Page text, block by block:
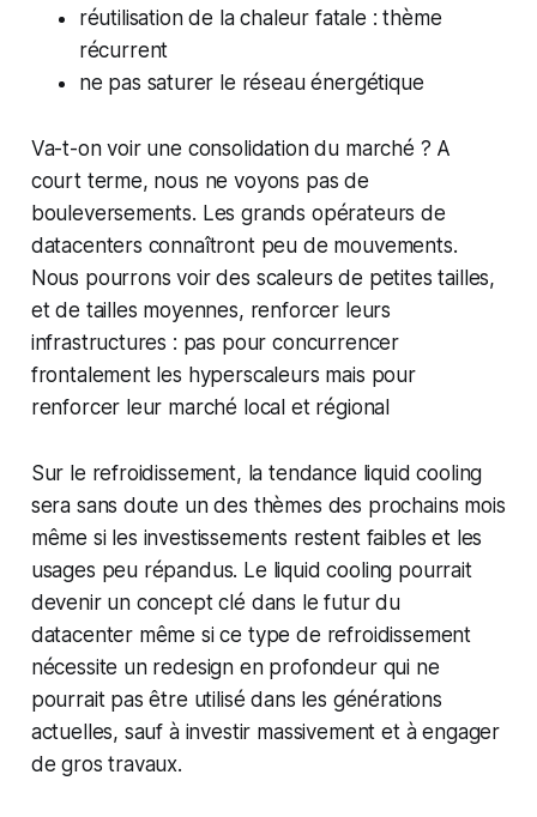
réutilisation de la chaleur fatale : thème
récurrent
ne pas saturer le réseau énergétique
Va-t-on voir une consolidation du marché ? A
court terme, nous ne voyons pas de
bouleversements. Les grands opérateurs de
datacenters connaîtront peu de mouvements.
Nous pourrons voir des scaleurs de petites tailles,
et de tailles moyennes, renforcer leurs
infrastructures : pas pour concurrencer
frontalement les hyperscaleurs mais pour
renforcer leur marché local et régional
Sur le refroidissement, la tendance liquid cooling
sera sans doute un des thèmes des prochains mois
même si les investissements restent faibles et les
usages peu répandus. Le liquid cooling pourrait
devenir un concept clé dans le futur du
datacenter même si ce type de refroidissement
nécessite un redesign en profondeur qui ne
pourrait pas être utilisé dans les générations
actuelles, sauf à investir massivement et à engager
de gros travaux.